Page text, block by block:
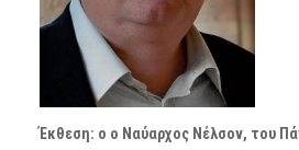
Έκθεση: ο ο Ναύαρχος Νέλσον, του